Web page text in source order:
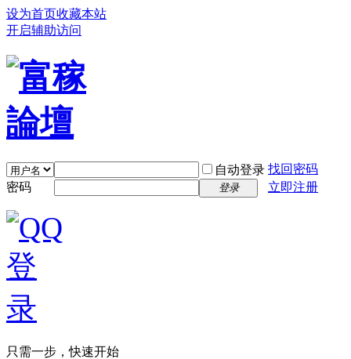
设为首页收藏本站
开启辅助访问
自动登录 找回密码
密码
登录 立即注册
只需一步，快速开始